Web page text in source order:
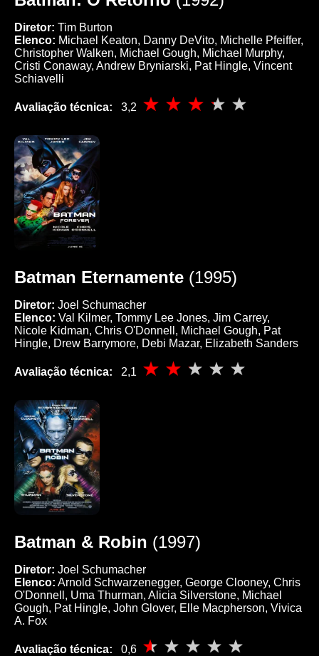
Diretor: Tim Burton
Elenco: Michael Keaton, Danny DeVito, Michelle Pfeiffer,
Christopher Walken, Michael Gough, Michael Murphy,
Cristi Conaway, Andrew Bryniarski, Pat Hingle, Vincent
Schiavelli
Avaliação técnica: 3,2
Batman Eternamente (1995)
Diretor: Joel Schumacher
Elenco: Val Kilmer, Tommy Lee Jones, Jim Carrey,
Nicole Kidman, Chris O'Donnell, Michael Gough, Pat
Hingle, Drew Barrymore, Debi Mazar, Elizabeth Sanders
Avaliação técnica: 2,1
Batman & Robin (1997)
Diretor: Joel Schumacher
Elenco: Arnold Schwarzenegger, George Clooney, Chris
O'Donnell, Uma Thurman, Alicia Silverstone, Michael
Gough, Pat Hingle, John Glover, Elle Macpherson, Vivica
A. Fox
Avaliação técnica: 0,6